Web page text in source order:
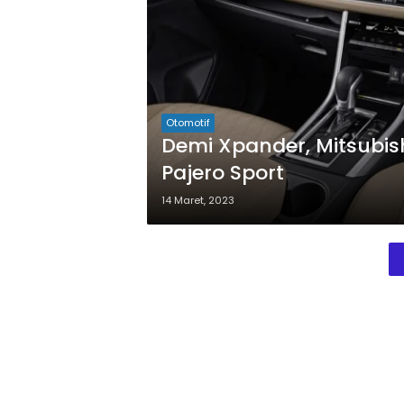
Otomotif
Demi Xpander,
Pajero Sport
14 Maret, 2023